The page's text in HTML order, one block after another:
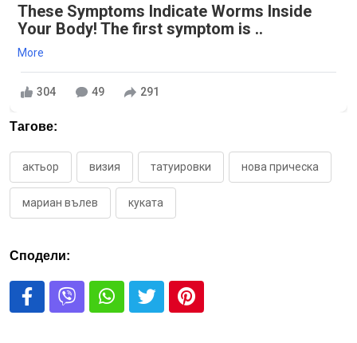
These Symptoms Indicate Worms Inside
Your Body! The first symptom is ..
More
304 49 291
Тагове:
актьор визия татуировки нова прическа
мариан вълев куката
Сподели: